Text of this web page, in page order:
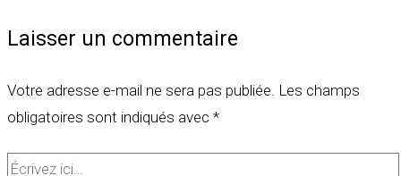
Laisser un commentaire
Votre adresse e-mail ne sera pas publiée. Les champs
obligatoires sont indiqués avec *
Écrivez